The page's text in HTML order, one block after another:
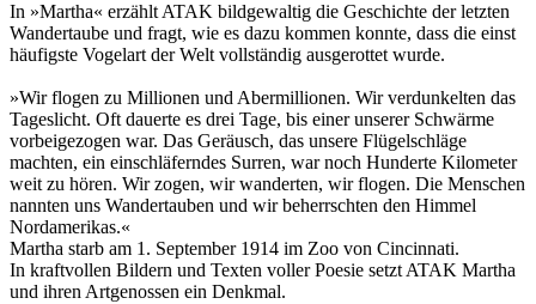
In »Martha« erzählt ATAK bildgewaltig die Geschichte der letzten
Wandertaube und fragt, wie es dazu kommen konnte, dass die einst
häufigste Vogelart der Welt vollständig ausgerottet wurde.
»Wir flogen zu Millionen und Abermillionen. Wir verdunkelten das
Tageslicht. Oft dauerte es drei Tage, bis einer unserer Schwärme
vorbeigezogen war. Das Geräusch, das unsere Flügelschläge
machten, ein einschläferndes Surren, war noch Hunderte Kilometer
weit zu hören. Wir zogen, wir wanderten, wir flogen. Die Menschen
nannten uns Wandertauben und wir beherrschten den Himmel
Nordamerikas.«
Martha starb am 1. September 1914 im Zoo von Cincinnati.
In kraftvollen Bildern und Texten voller Poesie setzt ATAK Martha
und ihren Artgenossen ein Denkmal.